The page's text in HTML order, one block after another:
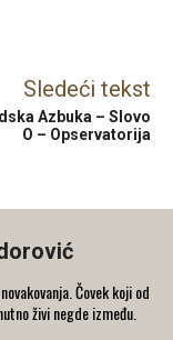
Sledeći tekst
Azbuka – Slovo
O – Opservatorija
Čovek koji od
živi negde između.